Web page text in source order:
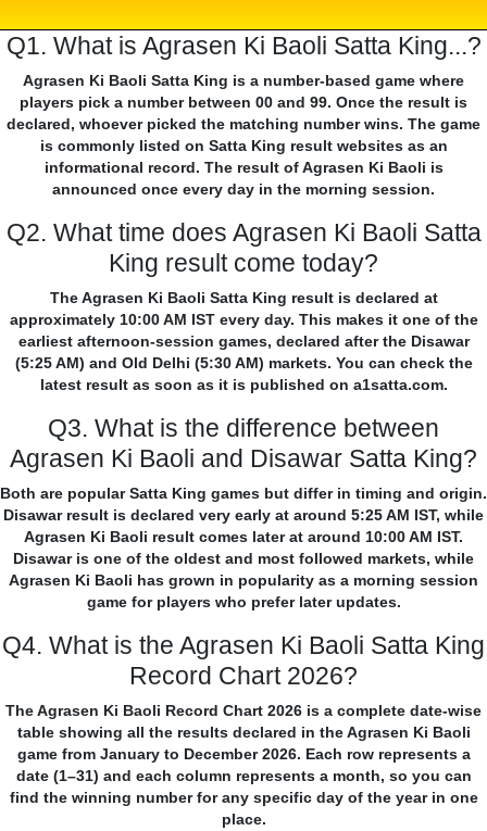
Q1. What is Agrasen Ki Baoli Satta King...?
Agrasen Ki Baoli Satta King is a number-based game where
players pick a number between 00 and 99. Once the result is
declared, whoever picked the matching number wins. The game
is commonly listed on Satta King result websites as an
informational record. The result of Agrasen Ki Baoli is
announced once every day in the morning session.
Q2. What time does Agrasen Ki Baoli Satta
King result come today?
The Agrasen Ki Baoli Satta King result is declared at
approximately 10:00 AM IST every day. This makes it one of the
earliest afternoon-session games, declared after the Disawar
(5:25 AM) and Old Delhi (5:30 AM) markets. You can check the
latest result as soon as it is published on a1satta.com.
Q3. What is the difference between
Agrasen Ki Baoli and Disawar Satta King?
Both are popular Satta King games but differ in timing and origin.
Disawar result is declared very early at around 5:25 AM IST, while
Agrasen Ki Baoli result comes later at around 10:00 AM IST.
Disawar is one of the oldest and most followed markets, while
Agrasen Ki Baoli has grown in popularity as a morning session
game for players who prefer later updates.
Q4. What is the Agrasen Ki Baoli Satta King
Record Chart 2026?
The Agrasen Ki Baoli Record Chart 2026 is a complete date-wise
table showing all the results declared in the Agrasen Ki Baoli
game from January to December 2026. Each row represents a
date (1–31) and each column represents a month, so you can
find the winning number for any specific day of the year in one
place.